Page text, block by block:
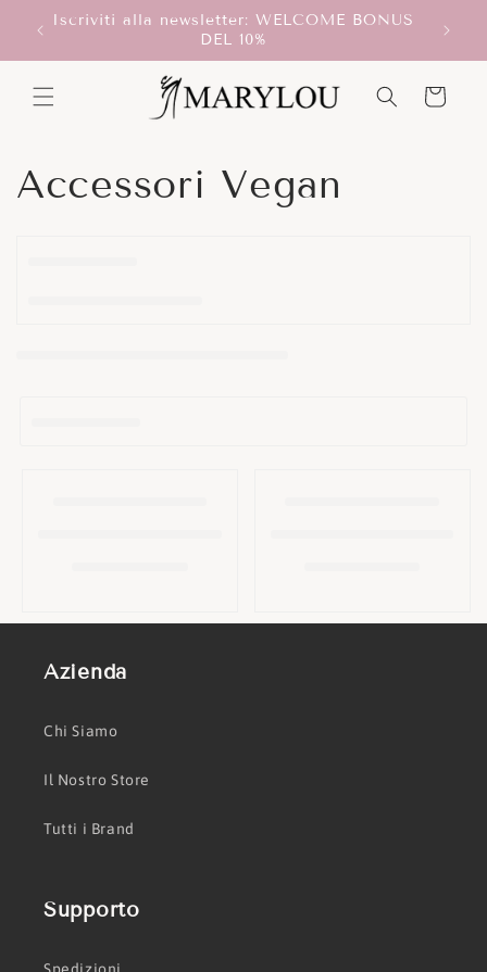
direttamente
Iscriviti alla newsletter: WELCOME BONUS
DEL 10%
Carrello
C
e
Accessori Vegan
Azienda
Chi Siamo
Il Nostro Store
Tutti i Brand
Supporto